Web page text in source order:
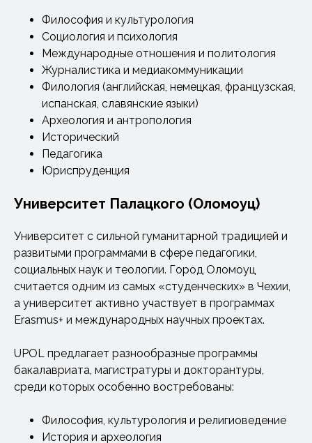
Философия и культурология
Социология и психология
Международные отношения и политология
Журналистика и медиакоммуникации
Филология (английская, немецкая, французская,
испанская, славянские языки)
Археология и антропология
Исторический
Педагогика
Юриспруденция
Университет Палацкого (Оломоуц)
Университет с сильной гуманитарной традицией и
развитыми программами в сфере педагогики,
социальных наук и теологии. Город Оломоуц
считается одним из самых «студенческих» в Чехии,
а университет активно участвует в программах
Erasmus+ и международных научных проектах.
UPOL предлагает разнообразные программы
бакалавриата, магистратуры и докторантуры,
среди которых особенно востребованы:
Философия, культурология и религиоведение
История и археология